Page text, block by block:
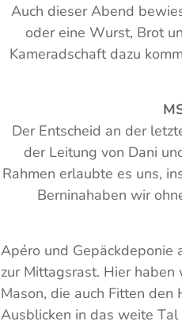
Auch dieser Abend
oder eine Wurst, Brot
Kameradschaft dazu
Der Entscheid an der
der Leitung von Dani
Rahmen erlaubte es uns,
Berninahaben wir
Apéro und Gepäckdeponie
zur Mittagsrast. Hier
Mason, die auch Fitten
Ausblicken in das weite